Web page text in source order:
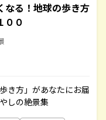
なる！地球の歩き方
００
き方」があなたにお届
しの絶景集